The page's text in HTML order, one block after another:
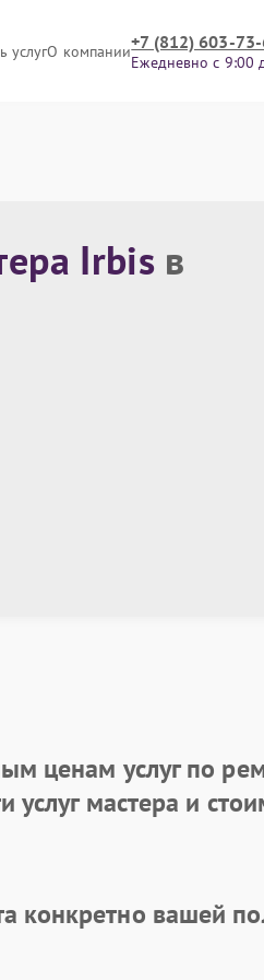
услугО компании+7 (812) 603-
Ежедневно с 9:00
Irbis в
ценам услуг по
мастера и
вашей